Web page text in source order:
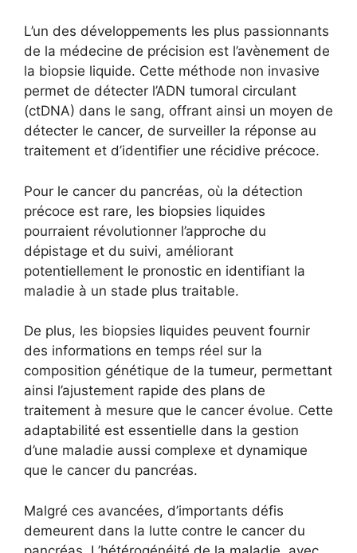
L’un des développements les plus passionnants
de la médecine de précision est l’avènement de
la biopsie liquide. Cette méthode non invasive
permet de détecter l’ADN tumoral circulant
(ctDNA) dans le sang, offrant ainsi un moyen de
détecter le cancer, de surveiller la réponse au
traitement et d’identifier une récidive précoce.
Pour le cancer du pancréas, où la détection
précoce est rare, les biopsies liquides
pourraient révolutionner l’approche du
dépistage et du suivi, améliorant
potentiellement le pronostic en identifiant la
maladie à un stade plus traitable.
De plus, les biopsies liquides peuvent fournir
des informations en temps réel sur la
composition génétique de la tumeur, permettant
ainsi l’ajustement rapide des plans de
traitement à mesure que le cancer évolue. Cette
adaptabilité est essentielle dans la gestion
d’une maladie aussi complexe et dynamique
que le cancer du pancréas.
Malgré ces avancées, d’importants défis
demeurent dans la lutte contre le cancer du